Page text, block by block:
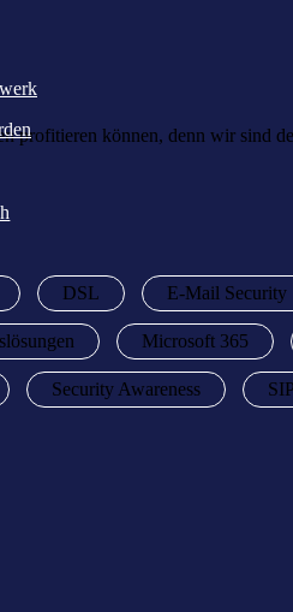
profitieren können, denn wir sind
DSL E-Mail Security
Microsoft 365
Security Awareness SIP